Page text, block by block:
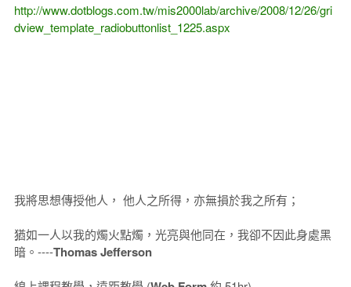
http://www.dotblogs.com.tw/mis2000lab/archive/2008/12/26/gri
dview_template_radiobuttonlist_1225.aspx
我將思想傳授他人， 他人之所得，亦無損於我之所有；
猶如一人以我的燭火點燭，光亮與他同在，我卻不因此身處黑
暗。----Thomas Jefferson